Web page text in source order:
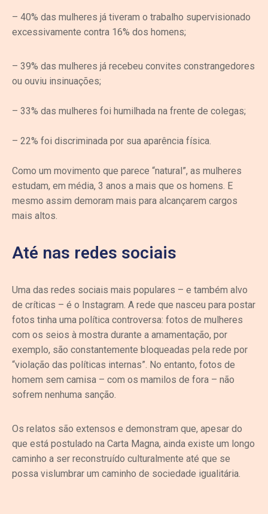
– 40% das mulheres já tiveram o trabalho supervisionado
excessivamente contra 16% dos homens;
– 39% das mulheres já recebeu convites constrangedores
ou ouviu insinuações;
– 33% das mulheres foi humilhada na frente de colegas;
– 22% foi discriminada por sua aparência física.
Como um movimento que parece “natural”, as mulheres
estudam, em média, 3 anos a mais que os homens. E
mesmo assim demoram mais para alcançarem cargos
mais altos.
Até nas redes sociais
Uma das redes sociais mais populares – e também alvo
de críticas – é o Instagram. A rede que nasceu para postar
fotos tinha uma política controversa: fotos de mulheres
com os seios à mostra durante a amamentação, por
exemplo, são constantemente bloqueadas pela rede por
“violação das políticas internas”. No entanto, fotos de
homem sem camisa – com os mamilos de fora – não
sofrem nenhuma sanção.
Os relatos são extensos e demonstram que, apesar do
que está postulado na Carta Magna, ainda existe um longo
caminho a ser reconstruído culturalmente até que se
possa vislumbrar um caminho de sociedade igualitária.